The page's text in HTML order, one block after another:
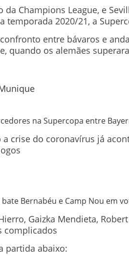
Champions League, e
2020/21, a
entre bávaros e
quando os alemães
na Supercopa entre
a crise do coronavírus já
Bernabéu e Camp Nou em
Gaizka Mendieta,
complicados
partida abaixo: